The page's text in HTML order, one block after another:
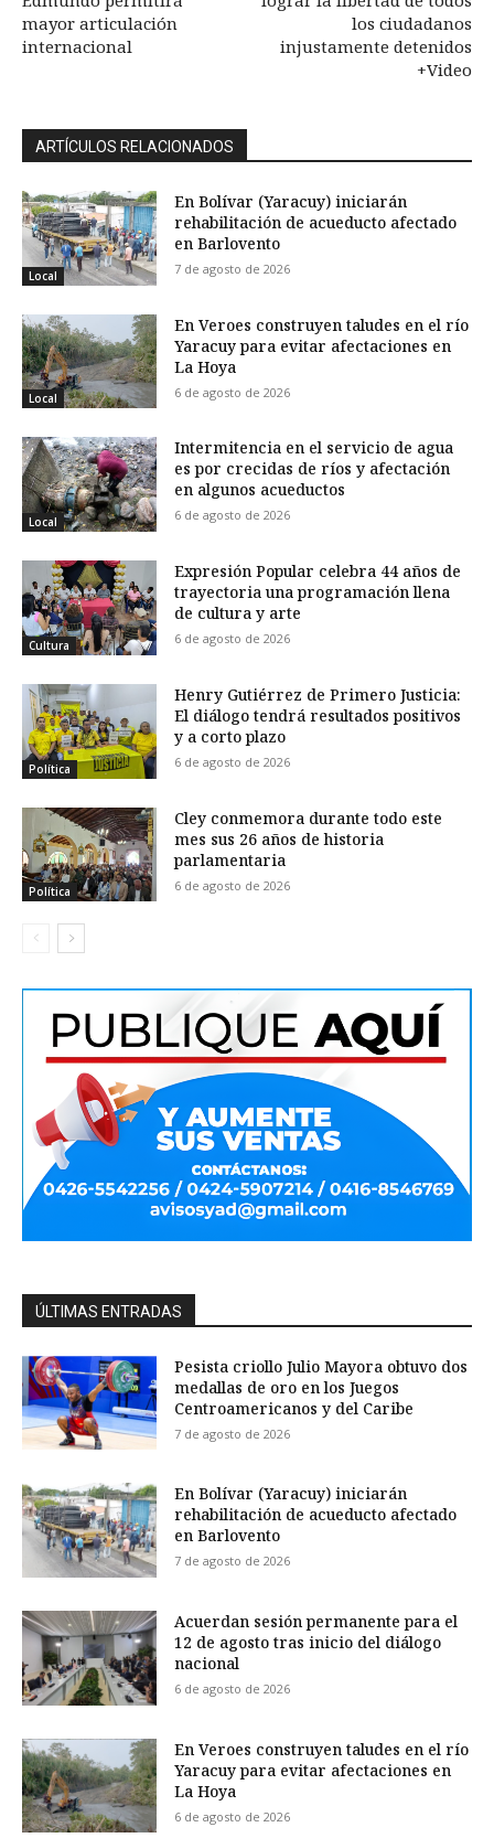
mayor articulación
internacional
los ciudadanos
injustamente detenidos
+Video
ARTÍCULOS RELACIONADOS
Local
En Bolívar (Yaracuy) iniciarán
rehabilitación de acueducto afectado
en Barlovento
7 de agosto de 2026
Local
En Veroes construyen taludes en el río
Yaracuy para evitar afectaciones en
La Hoya
6 de agosto de 2026
Local
Intermitencia en el servicio de agua
es por crecidas de ríos y afectación
en algunos acueductos
6 de agosto de 2026
Cultura
Expresión Popular celebra 44 años de
trayectoria una programación llena
de cultura y arte
6 de agosto de 2026
Política
Henry Gutiérrez de Primero Justicia:
El diálogo tendrá resultados positivos
y a corto plazo
6 de agosto de 2026
Política
Cley conmemora durante todo este
mes sus 26 años de historia
parlamentaria
6 de agosto de 2026
ÚLTIMAS ENTRADAS
Pesista criollo Julio Mayora obtuvo dos
medallas de oro en los Juegos
Centroamericanos y del Caribe
7 de agosto de 2026
En Bolívar (Yaracuy) iniciarán
rehabilitación de acueducto afectado
en Barlovento
7 de agosto de 2026
Acuerdan sesión permanente para el
12 de agosto tras inicio del diálogo
nacional
6 de agosto de 2026
En Veroes construyen taludes en el río
Yaracuy para evitar afectaciones en
La Hoya
6 de agosto de 2026